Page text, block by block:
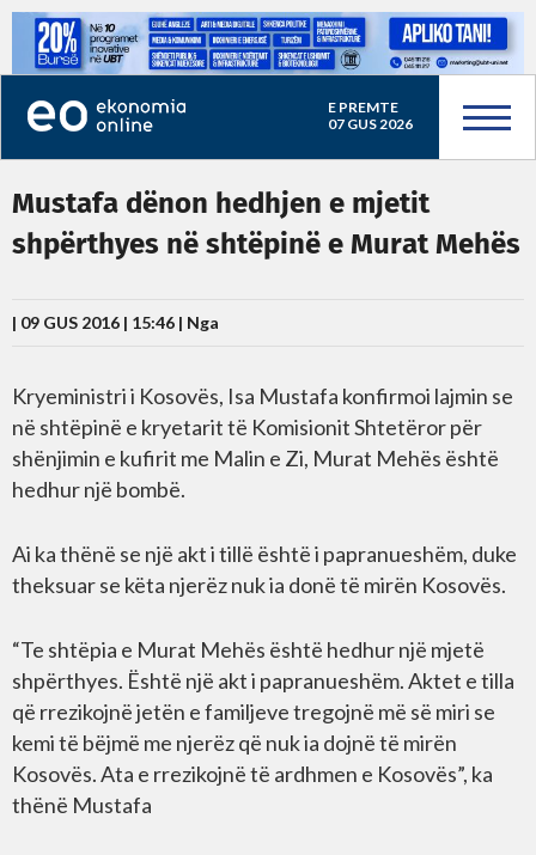
E PREMTE
07 GUS 2026
Mustafa dënon hedhjen e mjetit
shpërthyes në shtëpinë e Murat Mehës
| 09 GUS 2016 | 15:46 | Nga
Kryeministri i Kosovës, Isa Mustafa konfirmoi lajmin se
në shtëpinë e kryetarit të Komisionit Shtetëror për
shënjimin e kufirit me Malin e Zi, Murat Mehës është
hedhur një bombë.
Ai ka thënë se një akt i tillë është i papranueshëm, duke
theksuar se këta njerëz nuk ia donë të mirën Kosovës.
“Te shtëpia e Murat Mehës është hedhur një mjetë
shpërthyes. Është një akt i papranueshëm. Aktet e tilla
që rrezikojnë jetën e familjeve tregojnë më së miri se
kemi të bëjmë me njerëz që nuk ia dojnë të mirën
Kosovës. Ata e rrezikojnë të ardhmen e Kosovës”, ka
thënë Mustafa